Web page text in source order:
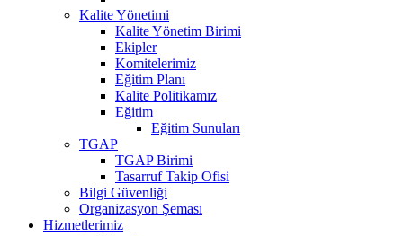
Kalite Yönetimi
Kalite Yönetim Birimi
Ekipler
Komitelerimiz
Eğitim Planı
Kalite Politikamız
Eğitim
Eğitim Sunuları
TGAP
TGAP Birimi
Tasarruf Takip Ofisi
Bilgi Güvenliği
Organizasyon Şeması
Hizmetlerimiz